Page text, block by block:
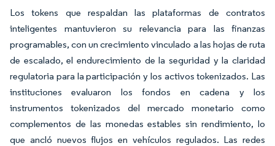
Los tokens que respaldan las plataformas de contratos
inteligentes mantuvieron su relevancia para las finanzas
programables, con un crecimiento vinculado a las hojas de ruta
de escalado, el endurecimiento de la seguridad y la claridad
regulatoria para la participación y los activos tokenizados. Las
instituciones evaluaron los fondos en cadena y los
instrumentos tokenizados del mercado monetario como
complementos de las monedas estables sin rendimiento, lo
que ancló nuevos flujos en vehículos regulados. Las redes